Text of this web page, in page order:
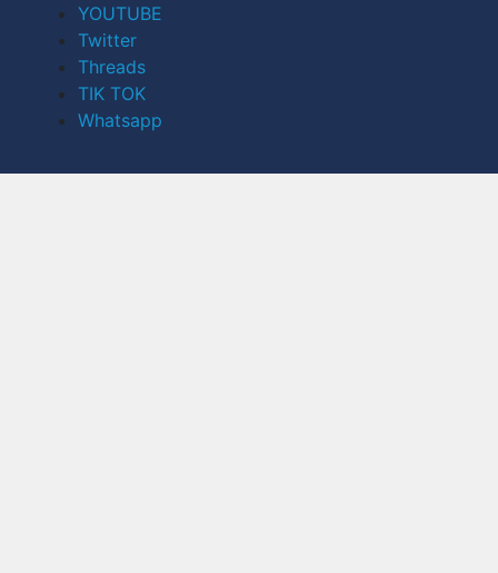
YOUTUBE
Twitter
Threads
TIK TOK
Whatsapp